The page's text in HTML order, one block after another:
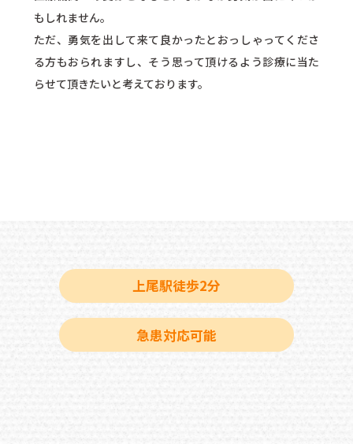
もしれません。
ただ、勇気を出して来て良かったとおっしゃってくださ
る方もおられますし、そう思って頂けるよう診療に当た
らせて頂きたいと考えております。
上尾駅徒歩2分
急患対応可能